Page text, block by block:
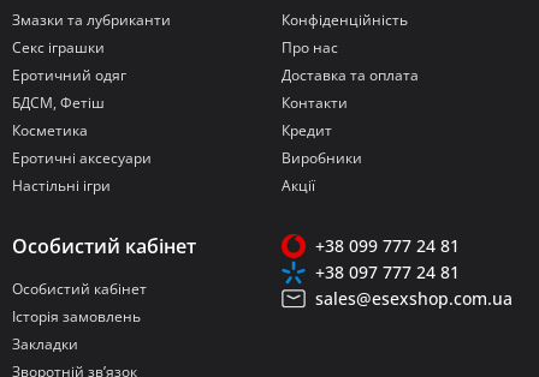
Змазки та лубриканти
Секс іграшки
Еротичний одяг
БДСМ, Фетіш
Косметика
Еротичні аксесуари
Настільні ігри
Конфіденційність
Про нас
Доставка та оплата
Контакти
Кредит
Виробники
Акції
Особистий кабінет
Особистий кабінет
Історія замовлень
Закладки
Зворотній зв’язок
+38 099 777 24 81
+38 097 777 24 81
sales@esexshop.com.ua